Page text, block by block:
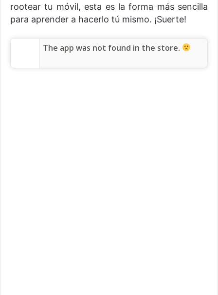
rootear tu móvil, esta es la forma más sencilla
para aprender a hacerlo tú mismo. ¡Suerte!
The app was not found in the store.